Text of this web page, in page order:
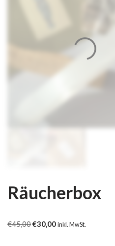
Räucherbox
€45,00€30,00 inkl. MwSt.